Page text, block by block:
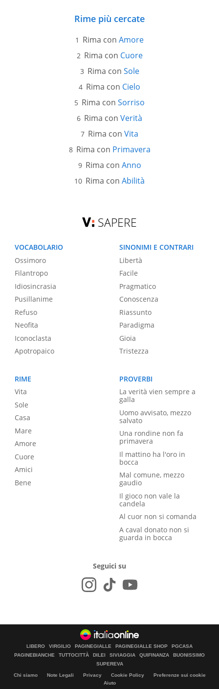
Rime più cercate
Rima con Amore
Rima con Cuore
Rima con Sole
Rima con Cielo
Rima con Sorriso
Rima con Verità
Rima con Vita
Rima con Primavera
Rima con Anno
Rima con Abilità
SAPERE
VOCABOLARIO
Ossimoro
Filantropo
Idiosincrasia
Pusillanime
Refuso
Neofita
Iconoclasta
Apotropaico
SINONIMI E CONTRARI
Libertà
Facile
Pragmatico
Conoscenza
Riassunto
Paradigma
Gioia
Tristezza
RIME
Vita
Sole
Casa
Mare
Amore
Cuore
Amici
Bene
PROVERBI
La verità vien sempre a
galla
Uomo avvisato, mezzo
salvato
Una rondine non fa
primavera
Il mattino ha l'oro in
bocca
Mal comune, mezzo
gaudio
Il gioco non vale la
candela
Al cuor non si comanda
A caval donato non si
guarda in bocca
Seguici su
LIBERO VIRGILIO PAGINEGIALLE PAGINEGIALLE SHOP
PGCASA
PAGINEBIANCHE
TUTTOCITTÀ DILEI SIVIAGGIA QUIFINANZA
BUONISSIMO
SUPEREVA
Chi siamo Note Legali Privacy Cookie Policy
Preferenze sui cookie
Aiuto